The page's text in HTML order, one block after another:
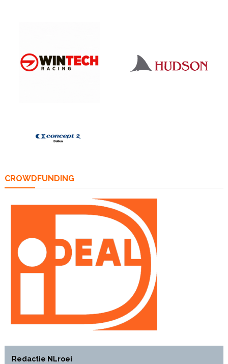
CROWDFUNDING
Redactie NLroei